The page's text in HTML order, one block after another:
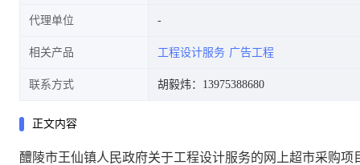
代理单位
相关产品 工程设计服务 广告工程
联系方式 胡毅炜：13975388680
正文内容
醴陵市王仙镇人民政府关于工程设计服务的网上超市采购项